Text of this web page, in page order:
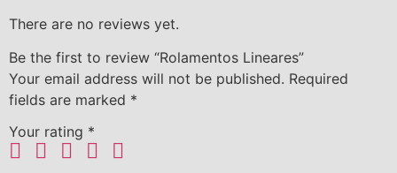
There are no reviews yet.
Be the first to review “Rolamentos Lineares”
Your email address will not be published. Required
fields are marked *
Your rating *